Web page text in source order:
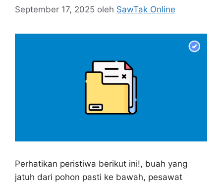
September 17, 2025 oleh SawTak Online
Perhatikan peristiwa berikut ini!, buah yang
jatuh dari pohon pasti ke bawah, pesawat